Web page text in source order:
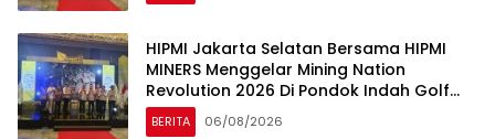
HIPMI Jakarta Selatan Bersama HIPMI
MINERS Menggelar Mining Nation
Revolution 2026 Di Pondok Indah Golf
Jakarta
BERITA 06/08/2026